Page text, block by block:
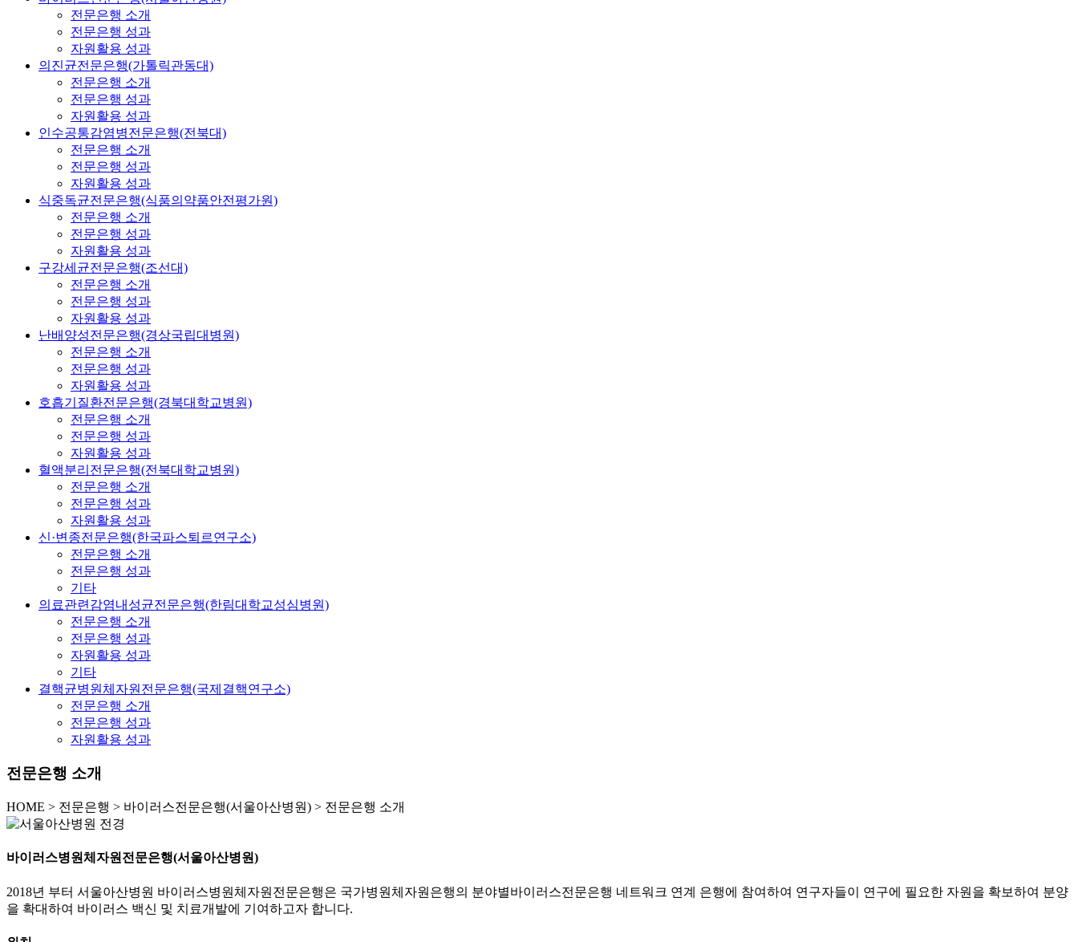
전문은행 소개
전문은행 성과
자원활용 성과
의진균전문은행(가톨릭관동대)
전문은행 소개
전문은행 성과
자원활용 성과
인수공통감염병전문은행(전북대)
전문은행 소개
전문은행 성과
자원활용 성과
식중독균전문은행(식품의약품안전평가원)
전문은행 소개
전문은행 성과
자원활용 성과
구강세균전문은행(조선대)
전문은행 소개
전문은행 성과
자원활용 성과
난배양성전문은행(경상국립대병원)
전문은행 소개
전문은행 성과
자원활용 성과
호흡기질환전문은행(경북대학교병원)
전문은행 소개
전문은행 성과
자원활용 성과
혈액분리전문은행(전북대학교병원)
전문은행 소개
전문은행 성과
자원활용 성과
신·변종전문은행(한국파스퇴르연구소)
전문은행 소개
전문은행 성과
기타
의료관련감염내성균전문은행(한림대학교성심병원)
전문은행 소개
전문은행 성과
자원활용 성과
기타
결핵균병원체자원전문은행(국제결핵연구소)
전문은행 소개
전문은행 성과
자원활용 성과
전문은행 소개
HOME > 전문은행 > 바이러스전문은행(서울아산병원) > 전문은행 소개
바이러스병원체자원전문은행(서울아산병원)
2018년 부터 서울아산병원 바이러스병원체자원전문은행은 국가병원체자원은행의 분야별바이러스전문은행 네트워크 연계 은행에 참여하여 연구자들이 연구에 필요한 자원을 확보하여 분양
을 확대하여 바이러스 백신 및 치료개발에 기여하고자 합니다.